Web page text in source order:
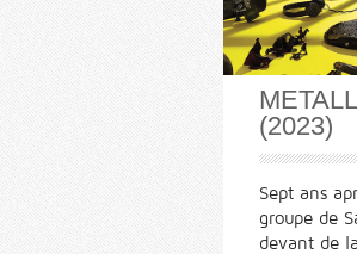
(2023)
Sept ans
groupe de
devant de